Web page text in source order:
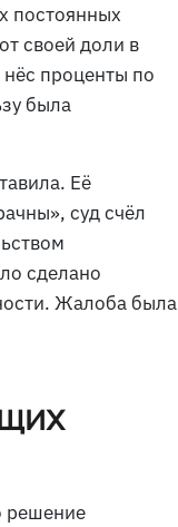
постоянных
своей доли в
проценты по
была
Её
суд счёл
сделано
Жалоба была
решение